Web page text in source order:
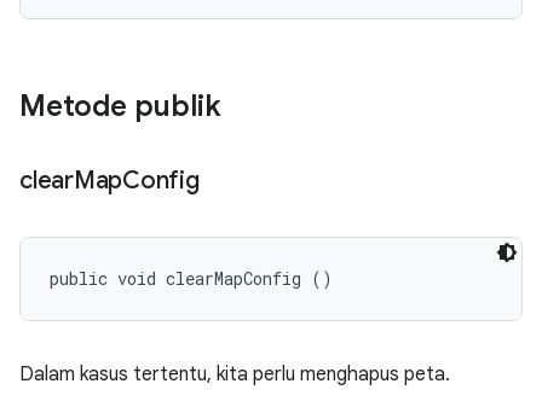
Metode publik
clearMapConfig
public void clearMapConfig ()
Dalam kasus tertentu, kita perlu menghapus peta.